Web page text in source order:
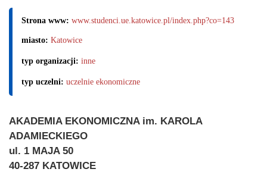
Strona www: www.studenci.ue.katowice.pl/index.php?co=143
miasto: Katowice
typ organizacji: inne
typ uczelni: uczelnie ekonomiczne
AKADEMIA EKONOMICZNA im. KAROLA
ADAMIECKIEGO
ul. 1 MAJA 50
40-287 KATOWICE